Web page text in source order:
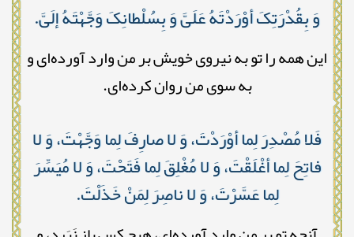
وَ بِقُدْرَتِکَ أوْرَدْتَهُ عَلَیَّ وَ بِسُلْطانِکَ وَجَّهْتَهُ إلَیَّ.
این همه را تو به نیروی خویش بر من وارد آورده‌ای و
به سوی من روان کرده‌ای.
فَلا مُصْدِرَ لِما أوْرَدْتَ، وَ لا صارِفَ لِما وَجَّهْتَ، وَ لا
فاتِحَ لِما أغْلَقْتَ، وَ لا مُغْلِقَ لِما فَتَحْتَ، وَ لا مُیَسِّرَ
لِما عَسَّرْتَ، وَ لا ناصِرَ لِمَنْ خَذَلْتَ.